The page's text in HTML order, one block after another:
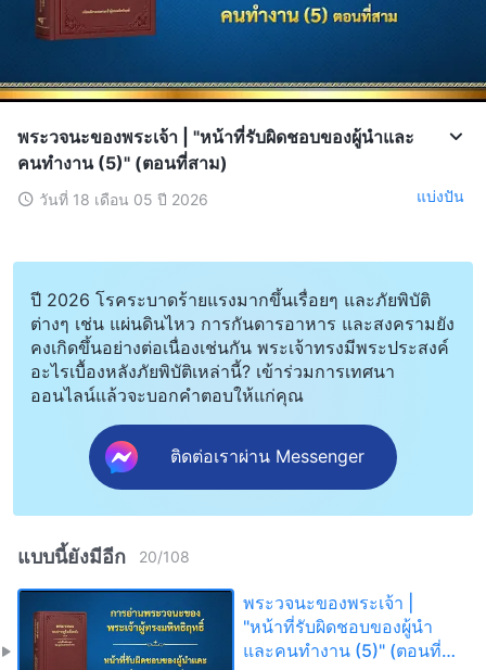
พระวจนะของพระเจ้า | "หน้าที่รับผิดชอบของผู้นำและ
คนทำงาน (5)" (ตอนที่สาม)
วันที่ 18 เดือน 05 ปี 2026 แบ่งปัน
ปี 2026 โรคระบาดร้ายแรงมากขึ้นเรื่อยๆ และภัยพิบัติ
ต่างๆ เช่น แผ่นดินไหว การกันดารอาหาร และสงครามยัง
คงเกิดขึ้นอย่างต่อเนื่องเช่นกัน พระเจ้าทรงมีพระประสงค์
อะไรเบื้องหลังภัยพิบัติเหล่านี้? เข้าร่วมการเทศนา
ออนไลน์แล้วจะบอกคำตอบให้แก่คุณ
ติดต่อเราผ่าน Messenger
แบบนี้ยังมีอีก 20/108
พระวจนะของพระเจ้า |
"หน้าที่รับผิดชอบของผู้นำ
และคนทำงาน (5)" (ตอนที่